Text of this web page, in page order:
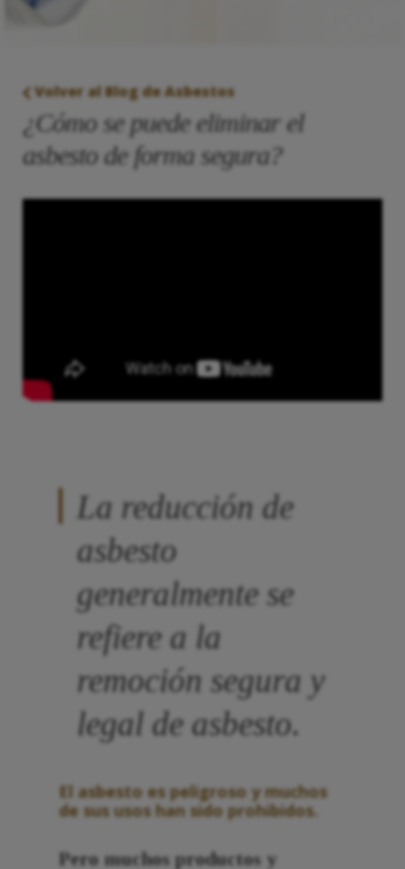
Volver al Blog de Asbestos
¿Cómo se puede eliminar el
asbesto de forma segura?
La reducción de
asbesto
generalmente se
refiere a la
remoción segura y
legal de asbesto.
El asbesto es peligroso y muchos
de sus usos han sido prohibidos.
Pero muchos productos y